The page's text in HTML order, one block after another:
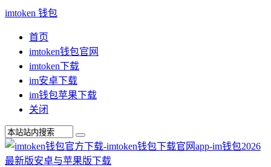
imtoken 钱包
首页
imtoken钱包官网
imtoken下载
im安卓下载
im钱包苹果下载
关闭